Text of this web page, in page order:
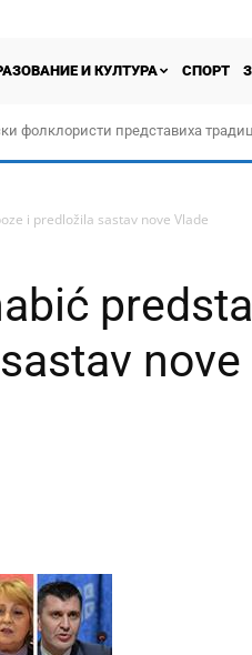
И КУЛТУРА СПОРТ
фолклористи представиха
Левач, прођох Шумадију“
i predložila sastav nove Vlade
nove